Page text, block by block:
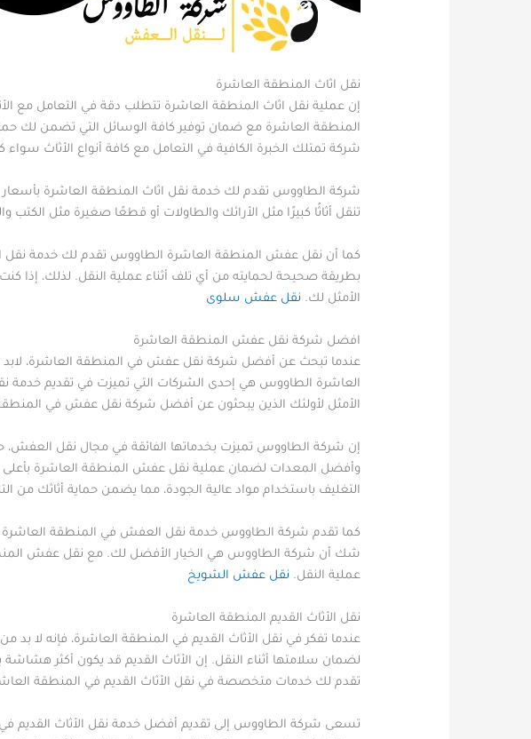
نقل اثاث المنطقة العاشرة
إن عملية نقل اثاث المنطقة العاشرة تتطلب دقة في التعامل مع
المنطقة العاشرة مع ضمان توفير كافة الوسائل التي تضمن لك
شركة تمتلك الخبرة الكافية في التعامل مع كافة أنواع الأثاث
شركة الطاووس تقدم لك خدمة نقل اثاث المنطقة العاشرة بأسعار
تنقل أثاثًا كبيرًا مثل الأرائك والطاولات أو قطعًا صغيرة مثل
كما أن نقل عفش المنطقة العاشرة الطاووس تقدم لك خدمة نقل
بطريقة صحيحة لحمايته من أي تلف أثناء عملية النقل. لذلك، إذا
الأمثل لك. نقل عفش سلوى
افضل شركة نقل عفش المنطقة العاشرة
عندما تبحث عن أفضل شركة نقل عفش في المنطقة العاشرة، لابد
العاشرة الطاووس هي إحدى الشركات التي تميزت في تقديم
الأمثل لأولئك الذين يبحثون عن أفضل شركة نقل عفش في
إن شركة الطاووس تميزت بخدماتها الفائقة في مجال نقل
وأفضل المعدات لضمان عملية نقل عفش المنطقة العاشرة
التغليف باستخدام مواد عالية الجودة، مما يضمن حماية أثاثك من
كما تقدم شركة الطاووس خدمة نقل العفش في المنطقة العاشرة
شك أن شركة الطاووس هي الخيار الأفضل لك. مع نقل عفش
عملية النقل. نقل عفش الشويخ
نقل الأثاث القديم المنطقة العاشرة
عندما تفكر في نقل الأثاث القديم في المنطقة العاشرة، فإنه لا
لضمان سلامتها أثناء النقل. إن الأثاث القديم قد يكون أكثر
تقدم لك خدمات متخصصة في نقل الأثاث القديم في المنطقة
تسعى شركة الطاووس إلى تقديم أفضل خدمة نقل الأثاث القديم في